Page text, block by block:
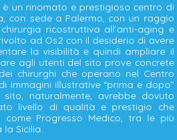
è un rinomato e prestigioso centro di
con sede a Palermo, con un raggio
ricostruttiva all’anti-aging e
ad Os2 con il desiderio di avere
la visibilità e quindi ampliare il
agli utenti del sito prove concrete
chirurghi che operano nel Centro
immagini illustrative “prima e dopo”
naturalmente, avrebbe dovuto
livello di qualità e prestigio che
Progresso Medico, tra le più
Sicilia.